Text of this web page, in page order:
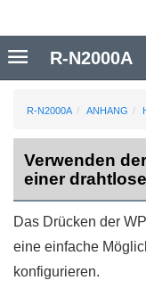
R-N2000A ANHANG
Verwenden
einer
Das Drücken der
eine einfache
konfigurieren.
R-N2000A